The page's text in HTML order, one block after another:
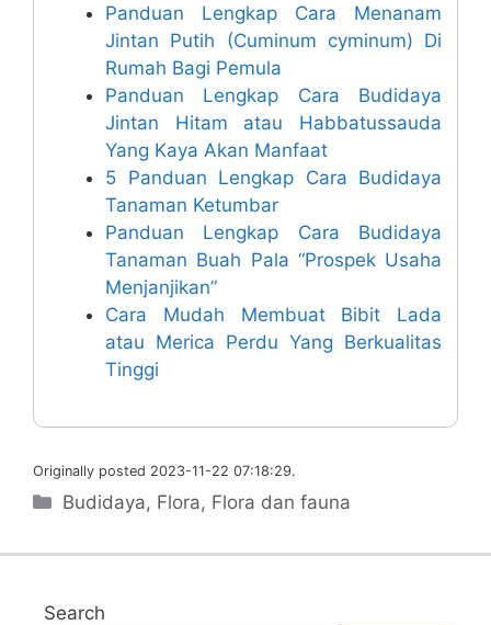
Panduan Lengkap Cara Menanam
Jintan Putih (Cuminum cyminum) Di
Rumah Bagi Pemula
Panduan Lengkap Cara Budidaya
Jintan Hitam atau Habbatussauda
Yang Kaya Akan Manfaat
5 Panduan Lengkap Cara Budidaya
Tanaman Ketumbar
Panduan Lengkap Cara Budidaya
Tanaman Buah Pala “Prospek Usaha
Menjanjikan”
Cara Mudah Membuat Bibit Lada
atau Merica Perdu Yang Berkualitas
Tinggi
Originally posted 2023-11-22 07:18:29.
Categories
Budidaya, Flora, Flora dan fauna
Search